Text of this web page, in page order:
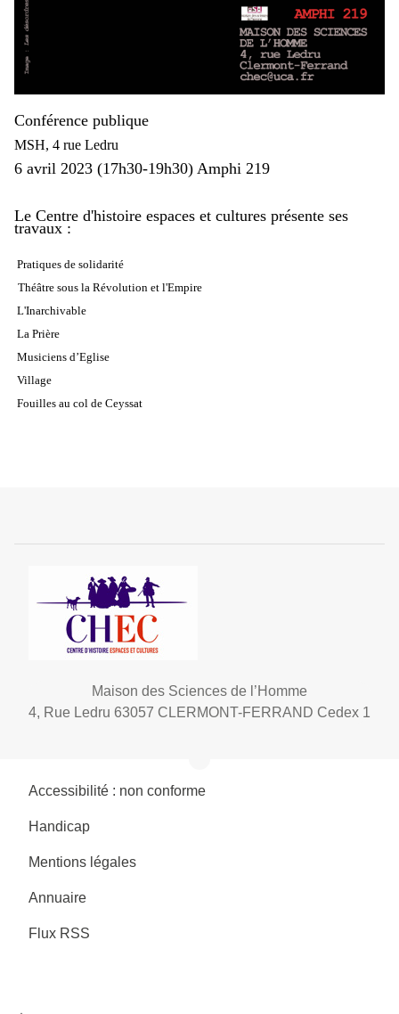
Conférence publique
MSH, 4 rue Ledru
6 avril 2023 (17h30-19h30) Amphi 219
Le Centre d'histoire espaces et cultures présente ses
travaux :
Pratiques de solidarité
Théâtre sous la Révolution et l'Empire
L'Inarchivable
La Prière
Musiciens d’Eglise
Village
Fouilles au col de Ceyssat
Maison des Sciences de l’Homme
4, Rue Ledru 63057 CLERMONT-FERRAND Cedex 1
Accessibilité : non conforme
Handicap
Mentions légales
Annuaire
Flux RSS